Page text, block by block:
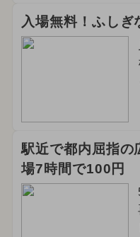
2024年9月のイベ
2024年6月のイベ
2025年1月のイベン
2025年4月のイベ
夏休み（日帰り）
2024年10月のイ
入場無料！ふしぎ
駅近で都内屈指の
場7時間で100円